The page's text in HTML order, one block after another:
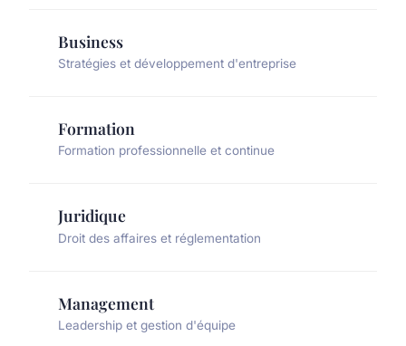
Business
Stratégies et développement d'entreprise
Formation
Formation professionnelle et continue
Juridique
Droit des affaires et réglementation
Management
Leadership et gestion d'équipe